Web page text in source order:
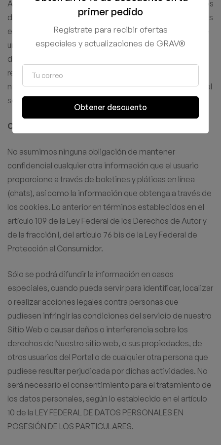
Aun que debe tomar en cuenta que nosotros no pedimos
datos bancarios hasta ahora por que no hacemos cobros
en línea, y cuando llegásemos a hacerlo seria a través de
un tercero como MercadoPago entre otros, no
directamente para no manejar sus datos bancarios, le
recordamos que tiene la opción de no proporcionarnos
ni aun así su dirección pidiendo recoger su compra con el
servicio OCURRE de alguna paquetería de su elección.
Confidencialidad de la Información.
No asumimos ninguna obligación de mantener
confidencial cualquier otra información que el usuario
proporcione a través de boletines y pláticas en línea
(chats), así como la información que obtenga a través de
los cookies. Lo anterior en términos establecidos en el
artículo 109 de la Ley Federal de los Derechos de Autor y
de la fracción I, del artículo 76 bis de la Ley Federal de
Protección al Consumidor.
Sólo se podrá difundir la información en casos
especiales, cuando pueda servir para identificar, localizar
o realizar acciones legales contra personas que
pudiesen infringir las condiciones del servicio de nuestro
Sitio Web o causar daños o interferencia sobre los
derechos de Nuestro sitio web, o sus propiedades, de
otros usuarios del Portal o de cualquier otra persona que
pudiese resultar perjudicada por dichas actividades. No
será necesario el consentimiento para el tratamiento de
los datos personales, según lo establecido en el artículo
10 de la LEY FEDERAL DE DATOS PERSONALES EN
POSESIÓN DE LOS PARTICULARES.
primer pedido
Regístrate para recibir ofertas
especiales y actualizaciones de GRAV®
Obtener descuento